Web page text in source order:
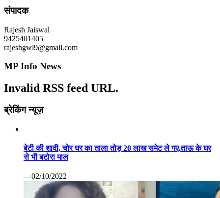
संपादक
Rajesh Jaiswal
9425401405
rajeshgwl9@gmail.com
MP Info News
Invalid RSS feed URL.
ब्रेकिंग न्यूज़
बेटी की शादी, चोर घर का ताला तोड़ 20 लाख समेट ले गए.ताऊ के घर
से भी बटोरा माल
—02/10/2022